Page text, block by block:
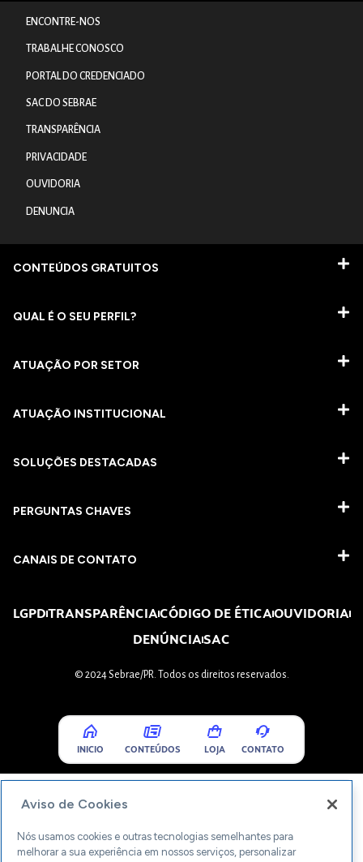
ENCONTRE-NOS
TRABALHE CONOSCO
PORTAL DO CREDENCIADO
SAC DO SEBRAE
TRANSPARÊNCIA
PRIVACIDADE
OUVIDORIA
DENUNCIA
CONTEÚDOS GRATUITOS
QUAL É O SEU PERFIL?
ATUAÇÃO POR SETOR
ATUAÇÃO INSTITUCIONAL
SOLUÇÕES DESTACADAS
PERGUNTAS CHAVES​
CANAIS DE CONTATO
LGPDTRANSPARÊNCIACÓDIGO DE ÉTICAOUVIDORIA
DENÚNCIASAC
© 2024 Sebrae/PR. Todos os direitos reservados.
INICIO CONTEÚDOS LOJA CONTATO
Aviso de Cookies
Nós usamos cookies e outras tecnologias semelhantes para
melhorar a sua experiência em nossos serviços, personalizar